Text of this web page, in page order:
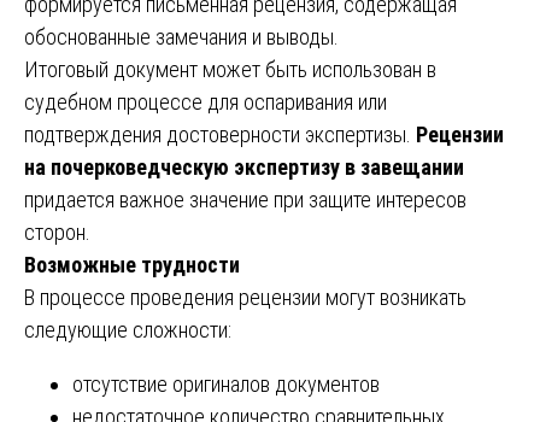
обоснованные замечания и выводы.
Итоговый документ может быть использован в
судебном процессе для оспаривания или
подтверждения достоверности экспертизы. Рецензии
на почерковедческую экспертизу в завещании
придается важное значение при защите интересов
сторон.
Возможные трудности
В процессе проведения рецензии могут возникать
следующие сложности:
отсутствие оригиналов документов
недостаточное количество сравнительных